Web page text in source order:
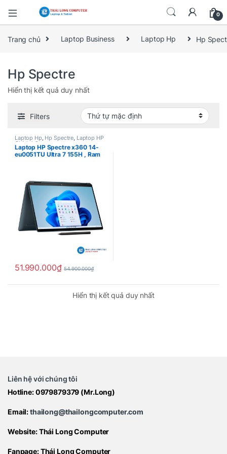
0
Trang chủ Laptop Business Laptop Hp Hp
Hp Spectre
Hiển thị kết quả duy nhất
Filters
Laptop Hp, Hp Spectre, Laptop HP
Chính hãng
Laptop HP Spectre x360 14-
eu0051TU Ultra 7 155H , Ram
51.990.000₫ 54.900.000₫
Hiển thị kết quả duy nhất
Liên hệ với chúng tôi
Hotline:0979879379 (Mr.Long)
Email:thailong@thailongcomputer.com
Website:Thái Long Computer
Fanpage:Thái Long Computer